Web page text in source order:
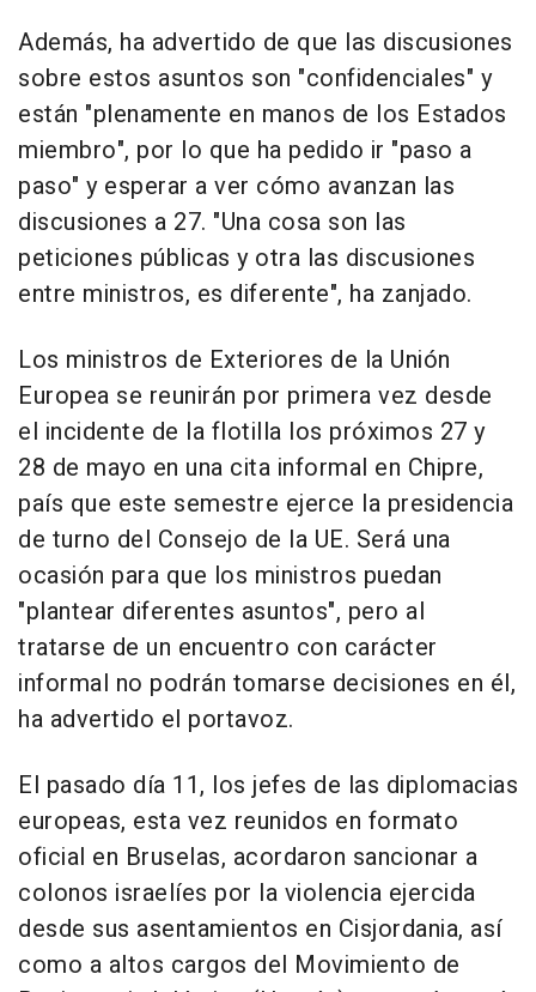
Además, ha advertido de que las discusiones
sobre estos asuntos son "confidenciales" y
están "plenamente en manos de los Estados
miembro", por lo que ha pedido ir "paso a
paso" y esperar a ver cómo avanzan las
discusiones a 27. "Una cosa son las
peticiones públicas y otra las discusiones
entre ministros, es diferente", ha zanjado.
Los ministros de Exteriores de la Unión
Europea se reunirán por primera vez desde
el incidente de la flotilla los próximos 27 y
28 de mayo en una cita informal en Chipre,
país que este semestre ejerce la presidencia
de turno del Consejo de la UE. Será una
ocasión para que los ministros puedan
"plantear diferentes asuntos", pero al
tratarse de un encuentro con carácter
informal no podrán tomarse decisiones en él,
ha advertido el portavoz.
El pasado día 11, los jefes de las diplomacias
europeas, esta vez reunidos en formato
oficial en Bruselas, acordaron sancionar a
colonos israelíes por la violencia ejercida
desde sus asentamientos en Cisjordania, así
como a altos cargos del Movimiento de